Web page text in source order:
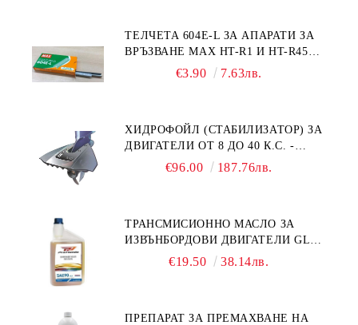
ТЕЛЧЕТА 604E-L ЗА АПАРАТИ ЗА
ВРЪЗВАНЕ MAX HT-R1 И HT-R45C
€3.90 7.63лв.
ХИДРОФОЙЛ (СТАБИЛИЗАТОР) ЗА
ДВИГАТЕЛИ ОТ 8 ДО 40 К.С. -
УНИВЕРСАЛЕН SE SPORT 200
€96.00 187.76лв.
ТРАНСМИСИОННО МАСЛО ЗА
ИЗВЪНБОРДОВИ ДВИГАТЕЛИ GL4
HONDA MARINE 08251-999-102PRO
€19.50 38.14лв.
ПРЕПАРАТ ЗА ПРЕМАХВАНЕ НА